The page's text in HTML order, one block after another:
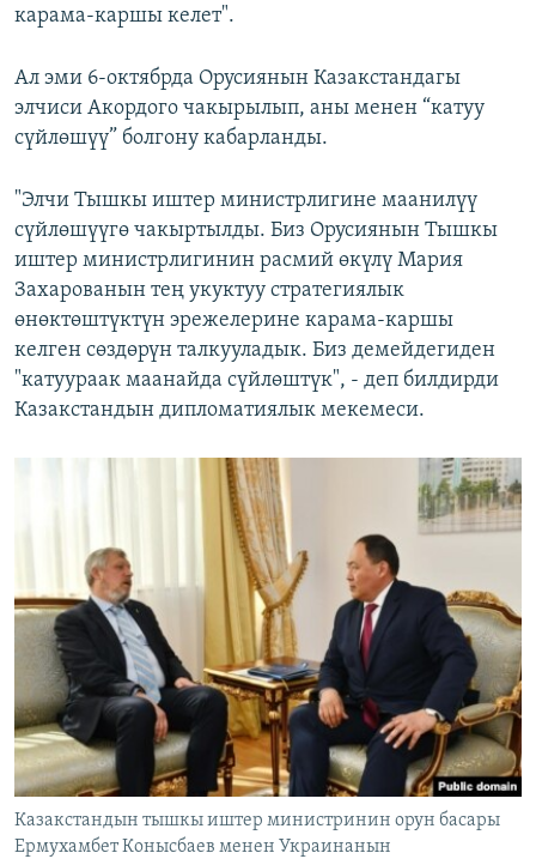
карама-каршы келет".
Ал эми 6-октябрда Орусиянын Казакстандагы
элчиси Акордого чакырылып, аны менен “катуу
сүйлөшүү” болгону кабарланды.
"Элчи Тышкы иштер министрлигине маанилүү
сүйлөшүүгө чакыртылды. Биз Орусиянын Тышкы
иштер министрлигинин расмий өкүлү Мария
Захарованын тең укуктуу стратегиялык
өнөктөштүктүн эрежелерине карама-каршы
келген сөздөрүн талкууладык. Биз демейдегиден
"катуураак маанайда сүйлөштүк", - деп билдирди
Казакстандын дипломатиялык мекемеси.
Казакстандын тышкы иштер министринин орун басары
Ермухамбет Конысбаев менен Украинанын